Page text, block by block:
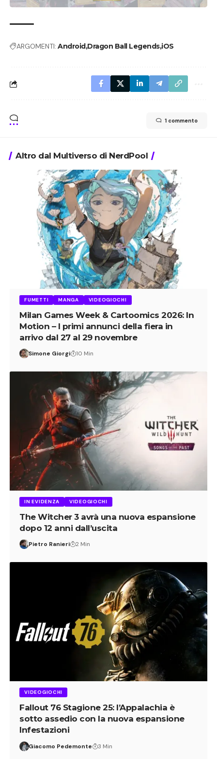
ARGOMENTI: AndroidDragon Ball LegendsiOS
1 commento
Altro dal Multiverso di NerdPool
FUMETTI MANGA VIDEOGIOCHI
Milan Games Week & Cartoomics 2026: In
Motion – I primi annunci della fiera in
arrivo dal 27 al 29 novembre
Simone Giorgi 10 Min
IN EVIDENZA VIDEOGIOCHI
The Witcher 3 avrà una nuova espansione
dopo 12 anni dall’uscita
Pietro Ranieri 2 Min
VIDEOGIOCHI
Fallout 76 Stagione 25: l’Appalachia è
sotto assedio con la nuova espansione
Infestazioni
Giacomo Pedemonte 3 Min